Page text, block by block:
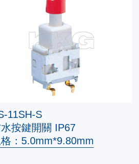
11SH-S
按鍵開關 IP67
：5.0mm*9.80mm